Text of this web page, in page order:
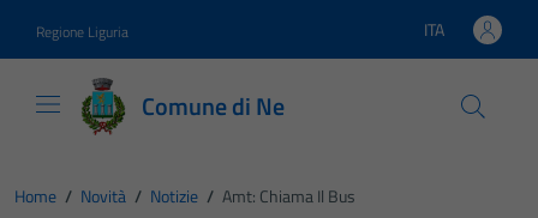
Regione Liguria Lingua attiva:
ITA
Comune di Ne
Home / Novità / Notizie / Amt: Chiama Il Bus